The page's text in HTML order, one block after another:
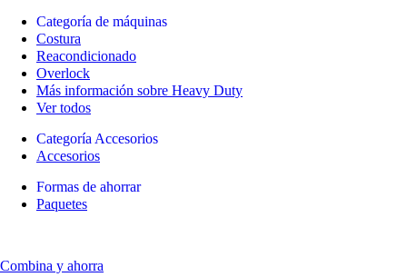
Categoría de máquinas
Costura
Reacondicionado
Overlock
Más información sobre Heavy Duty
Ver todos
Categoría Accesorios
Accesorios
Formas de ahorrar
Paquetes
Combina y ahorra